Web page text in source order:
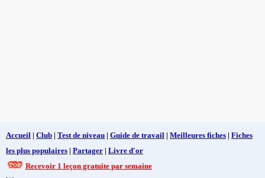
Accueil | Club | Test de niveau | Guide de travail | Meilleures fiches | Fiches
les plus populaires | Partager | Livre d'or
Recevoir 1 leçon gratuite par semaine